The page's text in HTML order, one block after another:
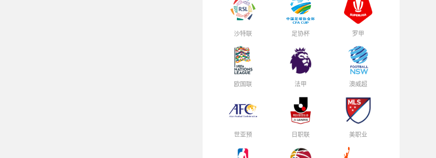
沙特联 足协杯 罗甲
欧国联 法甲 澳威超
世亚预 日职联 美职业